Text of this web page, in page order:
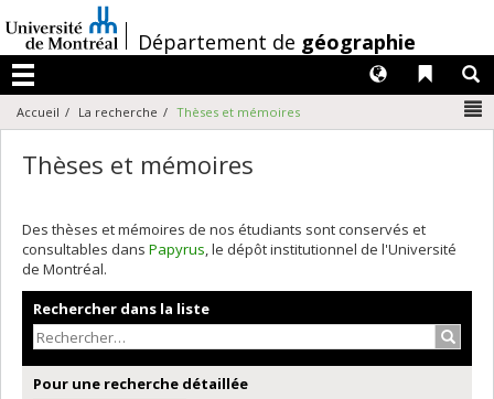
au
contenu
/Département de géographie
Menu
Liens
Langues
Accueil La recherche Thèses et mémoires
Thèses et mémoires
Des thèses et mémoires de nos étudiants sont conservés et
consultables dans Papyrus, le dépôt institutionnel de l'Université
de Montréal.
Rechercher dans la liste
Pour une recherche détaillée